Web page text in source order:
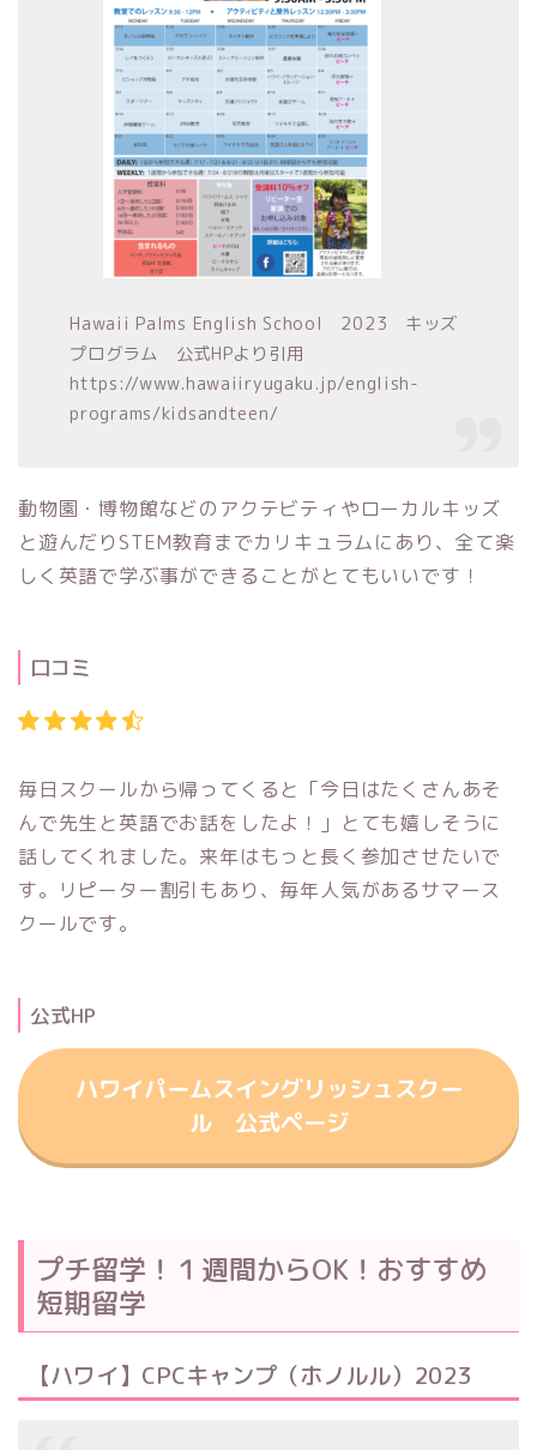
Hawaii Palms English School 2023 キッズ
プログラム 公式HPより引用
https://www.hawaiiryugaku.jp/english-
programs/kidsandteen/
動物園・博物館などのアクテビティやローカルキッズ
と遊んだりSTEM教育までカリキュラムにあり、全て楽
しく英語で学ぶ事ができることがとてもいいです！
口コミ
毎日スクールから帰ってくると「今日はたくさんあそ
んで先生と英語でお話をしたよ！」とても嬉しそうに
話してくれました。来年はもっと長く参加させたいで
す。リピーター割引もあり、毎年人気があるサマース
クールです。
公式HP
ハワイパームスイングリッシュスクー
ル 公式ページ
プチ留学！１週間からOK！おすすめ
短期留学
【ハワイ】CPCキャンプ（ホノルル）2023